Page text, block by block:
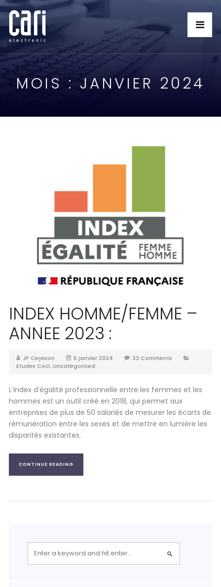
MOIS : JANVIER 2024
INDEX HOMME/FEMME –
ANNEE 2023 :
JP Ceysson 5 janvier 2024
33 Comments
Etudes CAO,Uncategorized
L’index d’égalité professionnelle entre les femmes et les
hommes est un outil créé en 2018, qui permet aux
entreprises de plus de 50 salariés de mesurer les écarts de
rémunération entre les sexes et de mettre en lumière les
disparités existantes.
CONTINUE READING